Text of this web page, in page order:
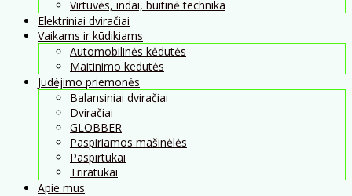
Virtuvės, indai, buitinė technika
Elektriniai dviračiai
Vaikams ir kūdikiams
Automobilinės kėdutės
Maitinimo kedutės
Judėjimo priemonės
Balansiniai dviračiai
Dviračiai
GLOBBER
Paspiriamos mašinėlės
Paspirtukai
Triratukai
Apie mus